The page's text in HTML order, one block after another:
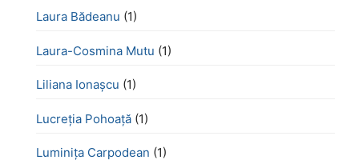
Laura Bădeanu (1)
Laura-Cosmina Mutu (1)
Liliana Ionașcu (1)
Lucreţia Pohoaţă (1)
Luminița Carpodean (1)